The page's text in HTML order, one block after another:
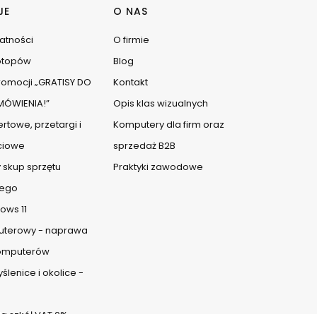
„GRATISY DO
przetargi i
sprzętu
11
- naprawa
i okolice -
O NAS
O firmie
Blog
Kontakt
Opis klas wizualnych
Komputery dla firm oraz
sprzedaż B2B
Praktyki zawodowe